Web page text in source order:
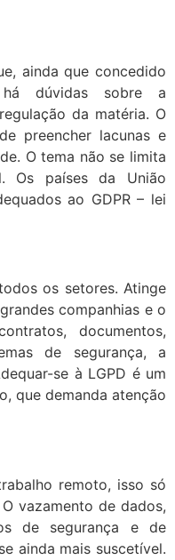
ainda que concedido
dúvidas sobre a
da matéria. O
preencher lacunas e
O tema não se limita
Os países da União
ao GDPR – lei
os setores. Atinge
companhias e o
documentos,
de segurança, a
se à LGPD é um
que demanda atenção
remoto, isso só
vazamento de dados,
de segurança e de
ainda mais suscetível.